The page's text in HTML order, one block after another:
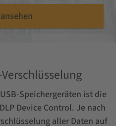
Speichergeräten ist die
Device Control. Je nach
aller Daten auf